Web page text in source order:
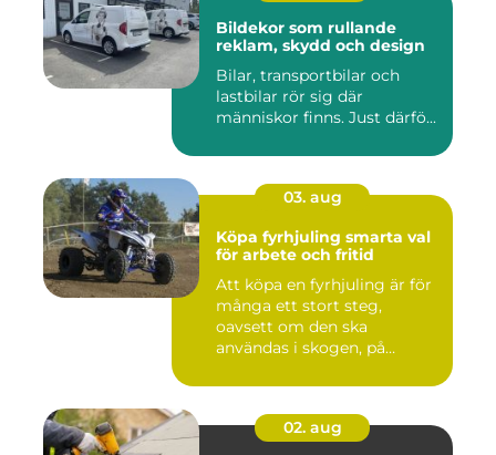
Bildekor som rullande
reklam, skydd och design
Bilar, transportbilar och
lastbilar rör sig där
människor finns. Just därfö...
03. aug
Köpa fyrhjuling smarta val
för arbete och fritid
Att köpa en fyrhjuling är för
många ett stort steg,
oavsett om den ska
användas i skogen, på
02. aug